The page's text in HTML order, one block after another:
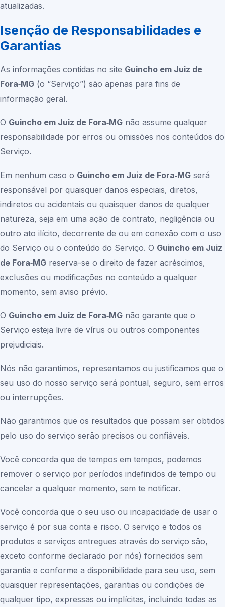
atualizadas.
Isenção de Responsabilidades e
Garantias
As informações contidas no site Guincho em Juiz de
Fora‑MG (o “Serviço”) são apenas para fins de
informação geral.
O Guincho em Juiz de Fora‑MG não assume qualquer
responsabilidade por erros ou omissões nos conteúdos do
Serviço.
Em nenhum caso o Guincho em Juiz de Fora‑MG será
responsável por quaisquer danos especiais, diretos,
indiretos ou acidentais ou quaisquer danos de qualquer
natureza, seja em uma ação de contrato, negligência ou
outro ato ilícito, decorrente de ou em conexão com o uso
do Serviço ou o conteúdo do Serviço. O Guincho em Juiz
de Fora‑MG reserva-se o direito de fazer acréscimos,
exclusões ou modificações no conteúdo a qualquer
momento, sem aviso prévio.
O Guincho em Juiz de Fora‑MG não garante que o
Serviço esteja livre de vírus ou outros componentes
prejudiciais.
Nós não garantimos, representamos ou justificamos que o
seu uso do nosso serviço será pontual, seguro, sem erros
ou interrupções.
Não garantimos que os resultados que possam ser obtidos
pelo uso do serviço serão precisos ou confiáveis.
Você concorda que de tempos em tempos, podemos
remover o serviço por períodos indefinidos de tempo ou
cancelar a qualquer momento, sem te notificar.
Você concorda que o seu uso ou incapacidade de usar o
serviço é por sua conta e risco. O serviço e todos os
produtos e serviços entregues através do serviço são,
exceto conforme declarado por nós) fornecidos sem
garantia e conforme a disponibilidade para seu uso, sem
quaisquer representações, garantias ou condições de
qualquer tipo, expressas ou implícitas, incluindo todas as